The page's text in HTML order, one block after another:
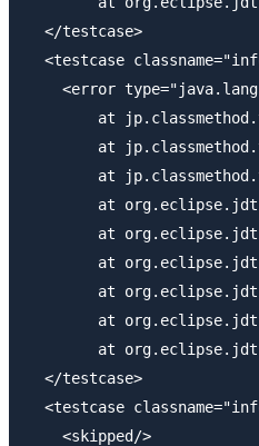
  </testcase>
<testcase
<error
  </testcase>
<testcase
    <skipped/>